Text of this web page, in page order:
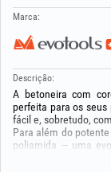
Marca:
Descrição:
A betoneira com
perfeita para os
fácil e, sobretudo,
Para além do
poliamida — uma